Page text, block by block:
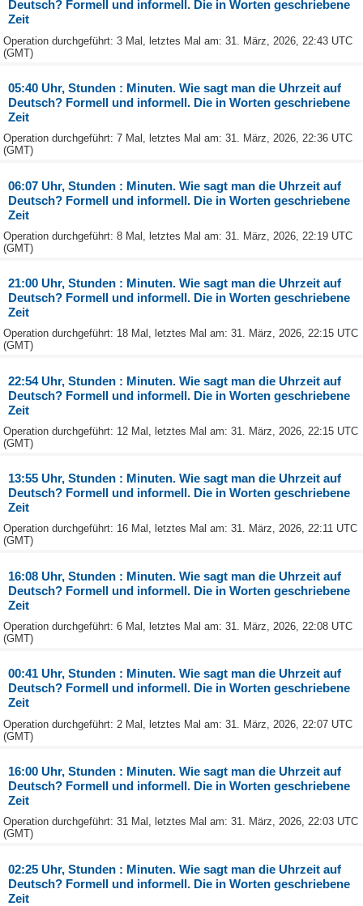
Deutsch? Formell und informell. Die in Worten geschriebene
Zeit
Operation durchgeführt: 3 Mal, letztes Mal am: 31. März, 2026, 22:43 UTC
(GMT)
05:40 Uhr, Stunden : Minuten. Wie sagt man die Uhrzeit auf
Deutsch? Formell und informell. Die in Worten geschriebene
Zeit
Operation durchgeführt: 7 Mal, letztes Mal am: 31. März, 2026, 22:36 UTC
(GMT)
06:07 Uhr, Stunden : Minuten. Wie sagt man die Uhrzeit auf
Deutsch? Formell und informell. Die in Worten geschriebene
Zeit
Operation durchgeführt: 8 Mal, letztes Mal am: 31. März, 2026, 22:19 UTC
(GMT)
21:00 Uhr, Stunden : Minuten. Wie sagt man die Uhrzeit auf
Deutsch? Formell und informell. Die in Worten geschriebene
Zeit
Operation durchgeführt: 18 Mal, letztes Mal am: 31. März, 2026, 22:15 UTC
(GMT)
22:54 Uhr, Stunden : Minuten. Wie sagt man die Uhrzeit auf
Deutsch? Formell und informell. Die in Worten geschriebene
Zeit
Operation durchgeführt: 12 Mal, letztes Mal am: 31. März, 2026, 22:15 UTC
(GMT)
13:55 Uhr, Stunden : Minuten. Wie sagt man die Uhrzeit auf
Deutsch? Formell und informell. Die in Worten geschriebene
Zeit
Operation durchgeführt: 16 Mal, letztes Mal am: 31. März, 2026, 22:11 UTC
(GMT)
16:08 Uhr, Stunden : Minuten. Wie sagt man die Uhrzeit auf
Deutsch? Formell und informell. Die in Worten geschriebene
Zeit
Operation durchgeführt: 6 Mal, letztes Mal am: 31. März, 2026, 22:08 UTC
(GMT)
00:41 Uhr, Stunden : Minuten. Wie sagt man die Uhrzeit auf
Deutsch? Formell und informell. Die in Worten geschriebene
Zeit
Operation durchgeführt: 2 Mal, letztes Mal am: 31. März, 2026, 22:07 UTC
(GMT)
16:00 Uhr, Stunden : Minuten. Wie sagt man die Uhrzeit auf
Deutsch? Formell und informell. Die in Worten geschriebene
Zeit
Operation durchgeführt: 31 Mal, letztes Mal am: 31. März, 2026, 22:03 UTC
(GMT)
02:25 Uhr, Stunden : Minuten. Wie sagt man die Uhrzeit auf
Deutsch? Formell und informell. Die in Worten geschriebene
Zeit